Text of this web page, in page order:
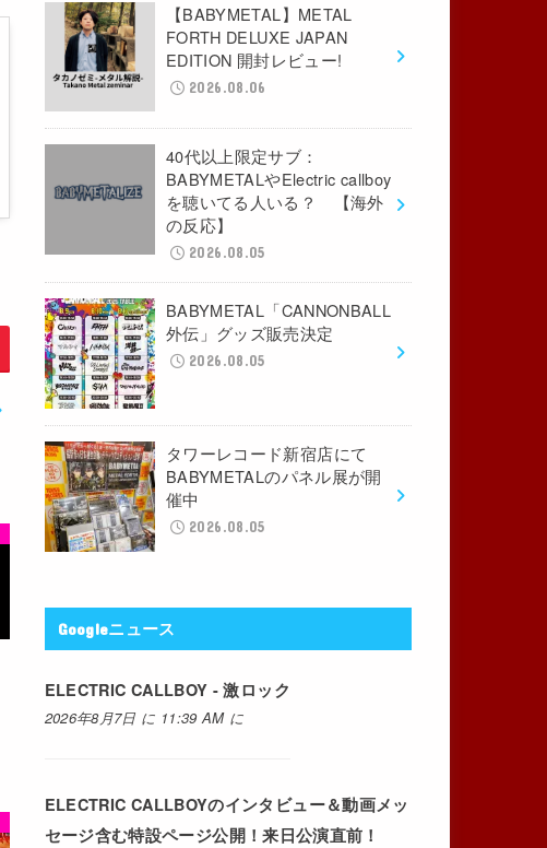
【BABYMETAL】METAL
FORTH DELUXE JAPAN
EDITION 開封レビュー!
2026.08.06
40代以上限定サブ：
BABYMETALやElectric callboy
を聴いてる人いる？ 【海外
の反応】
2026.08.05
BABYMETAL「CANNONBALL
外伝」グッズ販売決定
2026.08.05
タワーレコード新宿店にて
BABYMETALのパネル展が開
催中
2026.08.05
Googleニュース
ELECTRIC CALLBOY - 激ロック
2026年8月7日 に 11:39 AM に
ELECTRIC CALLBOYのインタビュー＆動画メッ
セージ含む特設ページ公開！来日公演直前！